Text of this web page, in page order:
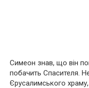
Симеон знав, що він
побачить Спасителя.
Єрусалимського